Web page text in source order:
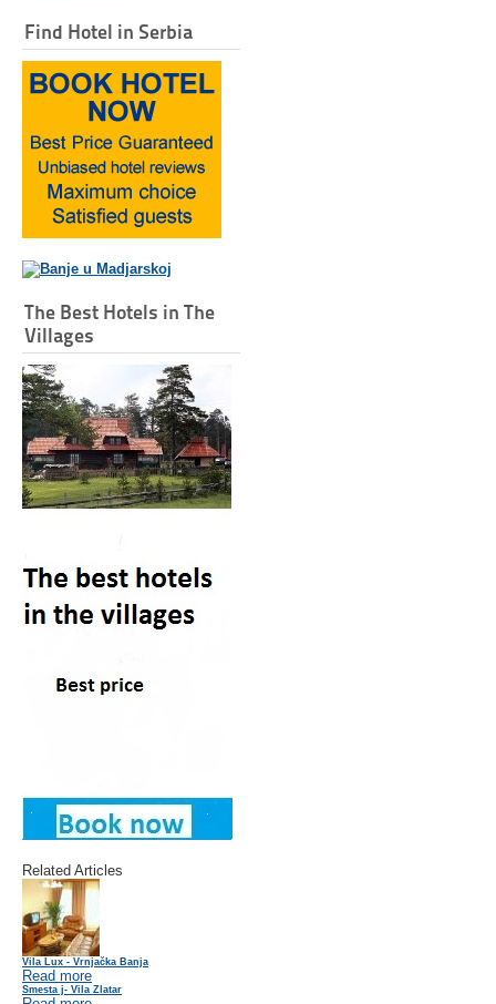
Find Hotel in Serbia
The Best Hotels in The
Villages
Related Articles
Vila Lux - Vrnjačka Banja
Read more
Smesta j- Vila Zlatar